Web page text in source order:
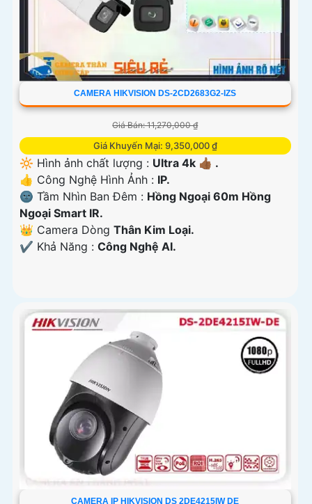
CAMERA HIKVISION DS-2CD2683G2-IZS
Giá Bán: 11,270,000 ₫
Giá Khuyến Mại: 9,350,000 ₫
🔆 Hình ảnh chất lượng : Ultra 4k 👍🏾 .
👍 Công Nghệ Hình Ảnh : IP.
🌚 Tầm Nhìn Ban Đêm : Hồng Ngoại 60m Hồng
Ngoại Smart IR.
👑 Camera Dòng Thân Kim Loại.
️✔️ Khả Năng : Công Nghệ AI.
CAMERA IP HIKVISION DS 2DE4215IW DE